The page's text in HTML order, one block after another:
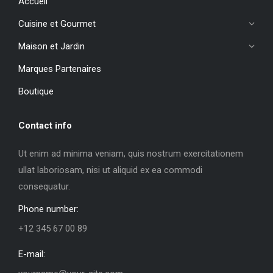
Cuisine et Gourmet
Maison et Jardin
Marques Partenaires
Boutique
Contact info
Ut enim ad minima veniam, quis nostrum exercitationem
ullat laboriosam, nisi ut aliquid ex ea commodi
consequatur.
Phone number:
+12 345 67 00 89
E-mail: